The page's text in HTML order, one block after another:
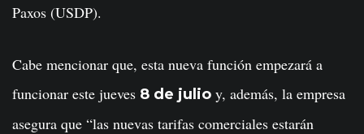
Paxos (USDP).
Cabe mencionar que, esta nueva función empezará a
funcionar este jueves 8 de julio y, además, la empresa
asegura que “las nuevas tarifas comerciales estarán